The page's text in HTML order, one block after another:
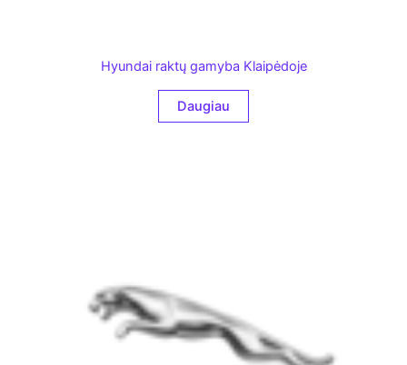
Hyundai raktų gamyba Klaipėdoje
Daugiau